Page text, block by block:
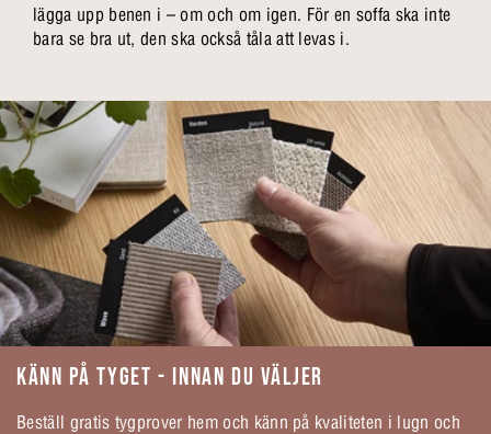
lägga upp benen i – om och om igen. För en soffa ska inte
bara se bra ut, den ska också tåla att levas i.
KÄNN PÅ TYGET - INNAN DU VÄLJER
Beställ gratis tygprover hem och känn på kvaliteten i lugn och